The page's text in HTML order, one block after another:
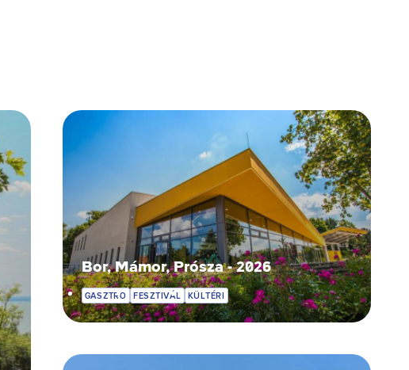
Bor, Mámor, Prósza - 2026
GASZTRO FESZTIVÁL KÜLTÉRI